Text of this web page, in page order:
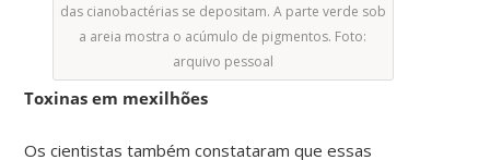
das cianobactérias se depositam. A parte verde sob
a areia mostra o acúmulo de pigmentos. Foto:
arquivo pessoal
Toxinas em mexilhões
Os cientistas também constataram que essas